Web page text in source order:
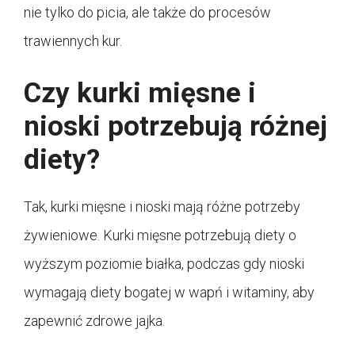
nie tylko do picia, ale także do procesów
trawiennych kur.
Czy kurki mięsne i
nioski potrzebują różnej
diety?
Tak, kurki mięsne i nioski mają różne potrzeby
żywieniowe. Kurki mięsne potrzebują diety o
wyższym poziomie białka, podczas gdy nioski
wymagają diety bogatej w wapń i witaminy, aby
zapewnić zdrowe jajka.